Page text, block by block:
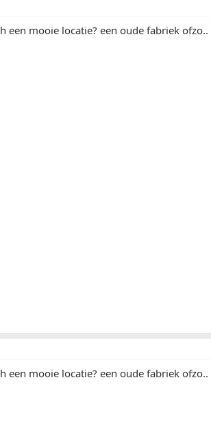
een mooie locatie? een oude fabriek ofzo..
een mooie locatie? een oude fabriek ofzo..